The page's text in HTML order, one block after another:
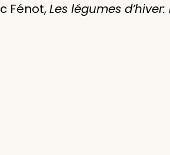
Fénot,Les légumes